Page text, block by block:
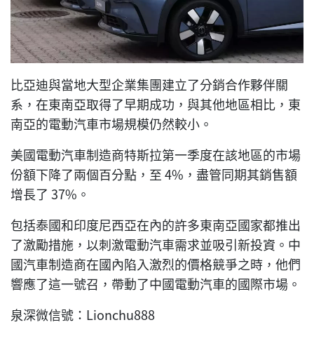
比亞迪與當地大型企業集團建立了分銷合作夥伴關
系，在東南亞取得了早期成功，與其他地區相比，東
南亞的電動汽車市場規模仍然較小。
美國電動汽車制造商特斯拉第一季度在該地區的市場
份額下降了兩個百分點，至 4%，盡管同期其銷售額
增長了 37%。
包括泰國和印度尼西亞在內的許多東南亞國家都推出
了激勵措施，以刺激電動汽車需求並吸引新投資。中
國汽車制造商在國內陷入激烈的價格競爭之時，他們
響應了這一號召，帶動了中國電動汽車的國際市場。
泉深微信號：Lionchu888